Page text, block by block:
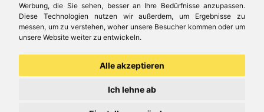
Werbung, die Sie sehen, besser an Ihre Bedürfnisse anzupassen.
Diese Technologien nutzen wir außerdem, um Ergebnisse zu
messen, um zu verstehen, woher unsere Besucher kommen oder um
unsere Website weiter zu entwickeln.
Alle akzeptieren
Ich lehne ab
Es gibt uns auch in